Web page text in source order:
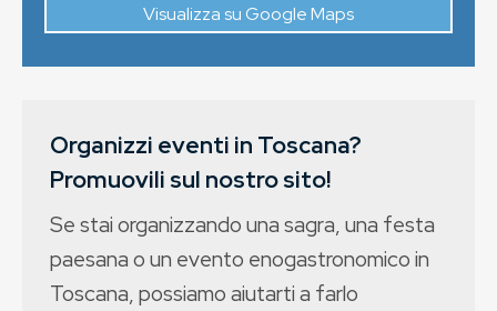
Visualizza su Google Maps
Organizzi eventi in Toscana?
Promuovili sul nostro sito!
Se stai organizzando una sagra, una festa
paesana o un evento enogastronomico in
Toscana, possiamo aiutarti a farlo